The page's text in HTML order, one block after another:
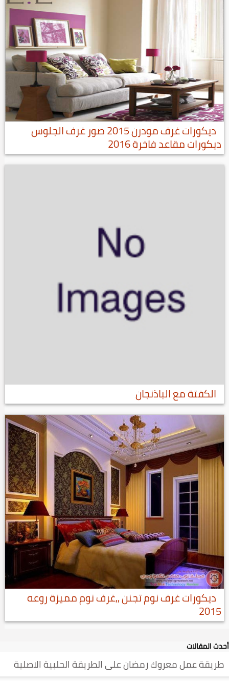
ديكورات غرف مودرن 2015 صور غرف الجلوس
ديكورات مقاعد فاخرة 2016
الكفتة مع الباذنجان
ديكورات غرف نوم تجنن ,,غرف نوم مميزة روعه
2015
أحدث المقالات
طريقة عمل معروك رمضان على الطريقة الحلبية الاصلية